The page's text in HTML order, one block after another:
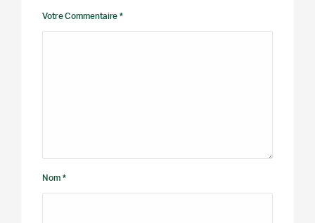
Votre Commentaire *
Nom *